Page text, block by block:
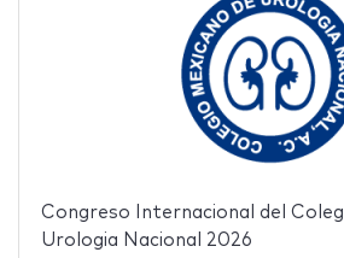
Congreso Internacional del
Urologia Nacional 2026